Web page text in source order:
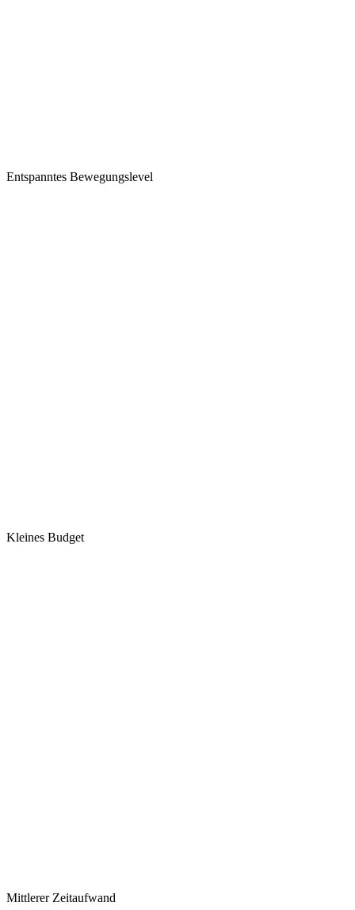
Entspanntes Bewegungslevel
Kleines Budget
Mittlerer Zeitaufwand